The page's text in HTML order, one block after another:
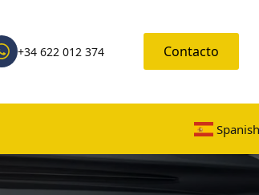
+34 622 012 374 Contacto
Spanish